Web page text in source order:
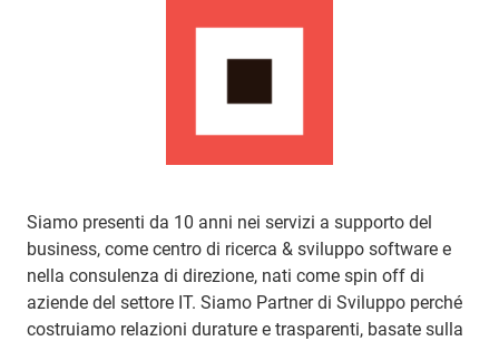
Siamo presenti da 10 anni nei servizi a supporto del
business, come centro di ricerca & sviluppo software e
nella consulenza di direzione, nati come spin off di
aziende del settore IT. Siamo Partner di Sviluppo perché
costruiamo relazioni durature e trasparenti, basate sulla